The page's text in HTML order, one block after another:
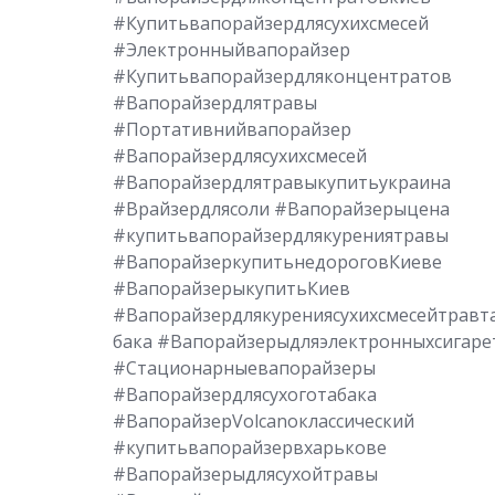
#Купитьвапорайзердлясухихсмесей
#Электронныйвапорайзер
#Купитьвапорайзердляконцентратов
#Вапорайзердлятравы
#Портативнийвапорайзер
#Вапорайзердлясухихсмесей
#Вапорайзердлятравыкупитьукраина
#Врайзердлясоли #Вапорайзерыцена
#купитьвапорайзердлякурениятравы
#ВапорайзеркупитьнедороговКиеве
#ВапорайзерыкупитьКиев
бака
#Стационарныевапорайзеры
#Вапорайзердлясухоготабака
#ВапорайзерVolcanoклассический
#купитьвапорайзервхарькове
#Вапорайзерыдлясухойтравы